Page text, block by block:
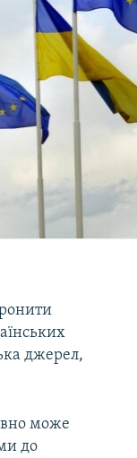
джерел,
може
до